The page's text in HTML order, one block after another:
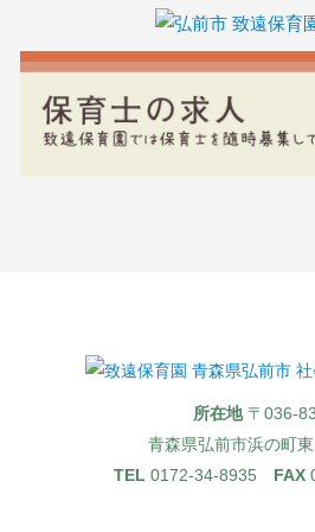
所在地〒036-
青森県弘前市浜の町
TEL 0172-34-8935 FAX